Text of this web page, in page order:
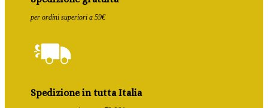
per ordini superiori a 59€
Spedizione in tutta Italia